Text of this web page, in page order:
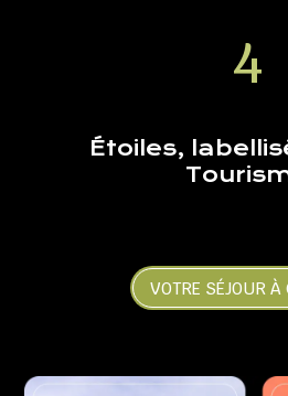
4
Étoiles,
VOTRE SÉJOUR À